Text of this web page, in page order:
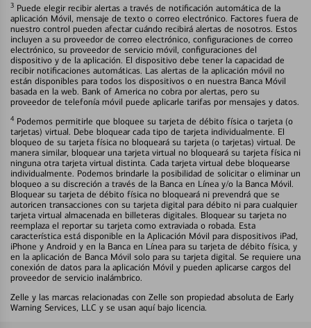
3 Puede elegir recibir alertas a través de notificación automática de la
aplicación Móvil, mensaje de texto o correo electrónico. Factores fuera de
nuestro control pueden afectar cuándo recibirá alertas de nosotros. Estos
incluyen a su proveedor de correo electrónico, configuraciones de correo
electrónico, su proveedor de servicio móvil, configuraciones del
dispositivo y de la aplicación. El dispositivo debe tener la capacidad de
recibir notificaciones automáticas. Las alertas de la aplicación móvil no
están disponibles para todos los dispositivos o en nuestra Banca Móvil
basada en la web. Bank of America no cobra por alertas, pero su
proveedor de telefonía móvil puede aplicarle tarifas por mensajes y datos.
4 Podemos permitirle que bloquee su tarjeta de débito física o tarjeta (o
tarjetas) virtual. Debe bloquear cada tipo de tarjeta individualmente. El
bloqueo de su tarjeta física no bloqueará su tarjeta (o tarjetas) virtual. De
manera similar, bloquear una tarjeta virtual no bloqueará su tarjeta física ni
ninguna otra tarjeta virtual distinta. Cada tarjeta virtual debe bloquearse
individualmente. Podemos brindarle la posibilidad de solicitar o eliminar un
bloqueo a su discreción a través de la Banca en Línea y/o la Banca Móvil.
Bloquear su tarjeta de débito física no bloqueará ni prevendrá que se
autoricen transacciones con su tarjeta digital para débito ni para cualquier
tarjeta virtual almacenada en billeteras digitales. Bloquear su tarjeta no
reemplaza el reportar su tarjeta como extraviada o robada. Esta
característica está disponible en la Aplicación Móvil para dispositivos iPad,
iPhone y Android y en la Banca en Línea para su tarjeta de débito física, y
en la aplicación de Banca Móvil solo para su tarjeta digital. Se requiere una
conexión de datos para la aplicación Móvil y pueden aplicarse cargos del
proveedor de servicio inalámbrico.
Zelle y las marcas relacionadas con Zelle son propiedad absoluta de Early
Warning Services, LLC y se usan aquí bajo licencia.